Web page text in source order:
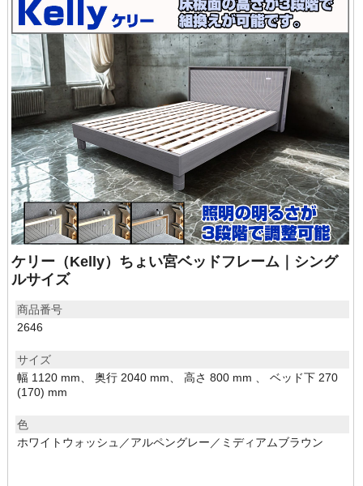
ケリー（Kelly）ちょい宮ベッドフレーム｜シング
ルサイズ
商品番号
2646
サイズ
幅 1120 mm、 奥行 2040 mm、 高さ 800 mm 、 ベッド下 270
(170) mm
色
ホワイトウォッシュ／アルペングレー／ミディアムブラウン